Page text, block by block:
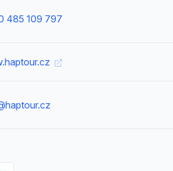
485 109 797